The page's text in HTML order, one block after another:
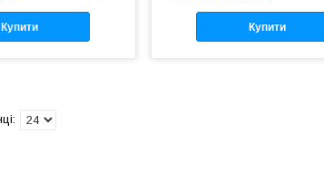
Купити Купити